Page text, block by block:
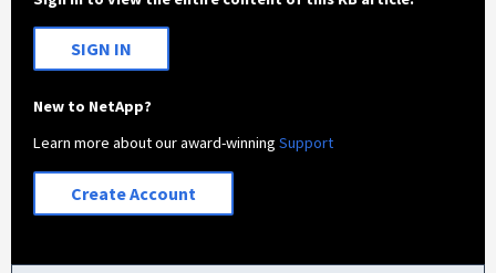
SIGN IN
New to NetApp?
Learn more about our award-winningSupport
Create Account